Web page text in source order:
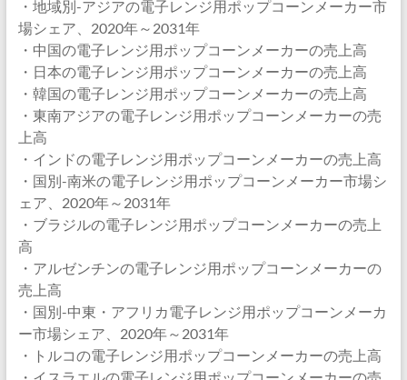
・地域別-アジアの電子レンジ用ポップコーンメーカー市
場シェア、2020年～2031年
・中国の電子レンジ用ポップコーンメーカーの売上高
・日本の電子レンジ用ポップコーンメーカーの売上高
・韓国の電子レンジ用ポップコーンメーカーの売上高
・東南アジアの電子レンジ用ポップコーンメーカーの売
上高
・インドの電子レンジ用ポップコーンメーカーの売上高
・国別-南米の電子レンジ用ポップコーンメーカー市場シ
ェア、2020年～2031年
・ブラジルの電子レンジ用ポップコーンメーカーの売上
高
・アルゼンチンの電子レンジ用ポップコーンメーカーの
売上高
・国別-中東・アフリカ電子レンジ用ポップコーンメーカ
ー市場シェア、2020年～2031年
・トルコの電子レンジ用ポップコーンメーカーの売上高